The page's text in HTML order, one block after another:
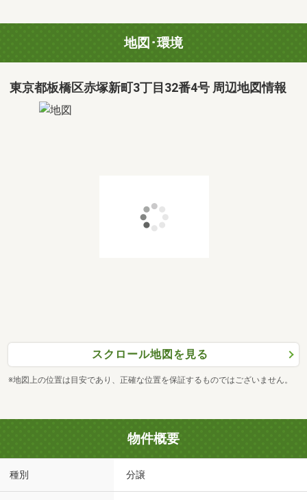
地図･環境
東京都板橋区赤塚新町3丁目32番4号 周辺地図情報
スクロール地図を見る
※地図上の位置は目安であり、正確な位置を保証するものではございません。
物件概要
種別 分譲